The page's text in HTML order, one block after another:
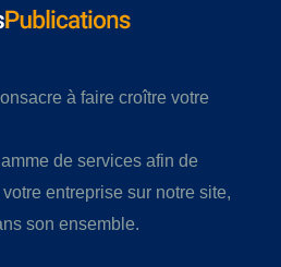
à faire croître votre
de services afin de
entreprise sur notre site,
son ensemble.